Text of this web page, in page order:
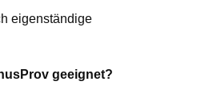
eigenständige
geeignet?